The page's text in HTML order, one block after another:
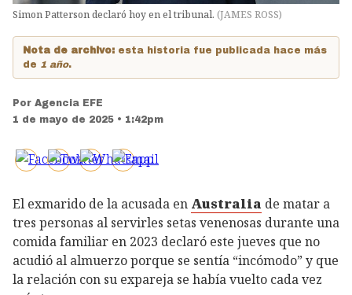
Simon Patterson declaró hoy en el tribunal. (JAMES ROSS)
Nota de archivo: esta historia fue publicada hace más
de 1 año.
Por Agencia EFE
1 de mayo de 2025 • 1:42pm
El exmarido de la acusada en Australia de matar a
tres personas al servirles setas venenosas durante una
comida familiar en 2023 declaró este jueves que no
acudió al almuerzo porque se sentía “incómodo” y que
la relación con su expareja se había vuelto cada vez